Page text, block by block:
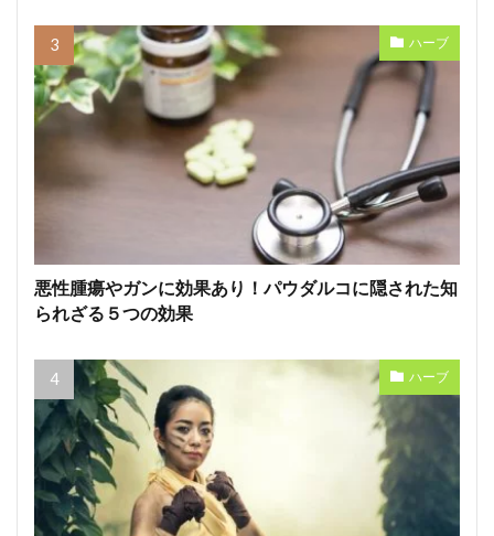
ハーブ
悪性腫瘍やガンに効果あり！パウダルコに隠された知
られざる５つの効果
ハーブ